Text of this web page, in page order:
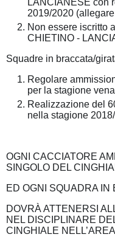
LANCIANESE con
2019/2020
Non essere iscritto
CHIETINO -
Squadre in braccata/
Regolare
per la stagione
Realizzazione del
nella stagione
OGNI CACCIATORE
SINGOLO DEL
ED OGNI SQUADRA IN
DOVRÀ ATTENERSI
NEL DISCIPLINARE
CINGHIALE